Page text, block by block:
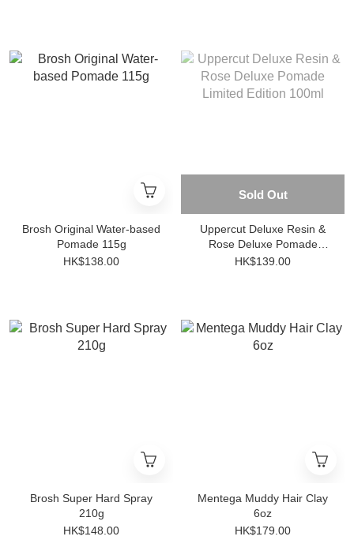
Brosh Original Water-based
Pomade 115g
HK$138.00
Sold Out
Uppercut Deluxe Resin &
Rose Deluxe Pomade
Limited Edition 100ml
HK$139.00
Brosh Super Hard Spray
210g
HK$148.00
Mentega Muddy Hair Clay
6oz
HK$179.00